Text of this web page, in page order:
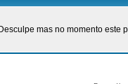
Desculpe mas no momento este